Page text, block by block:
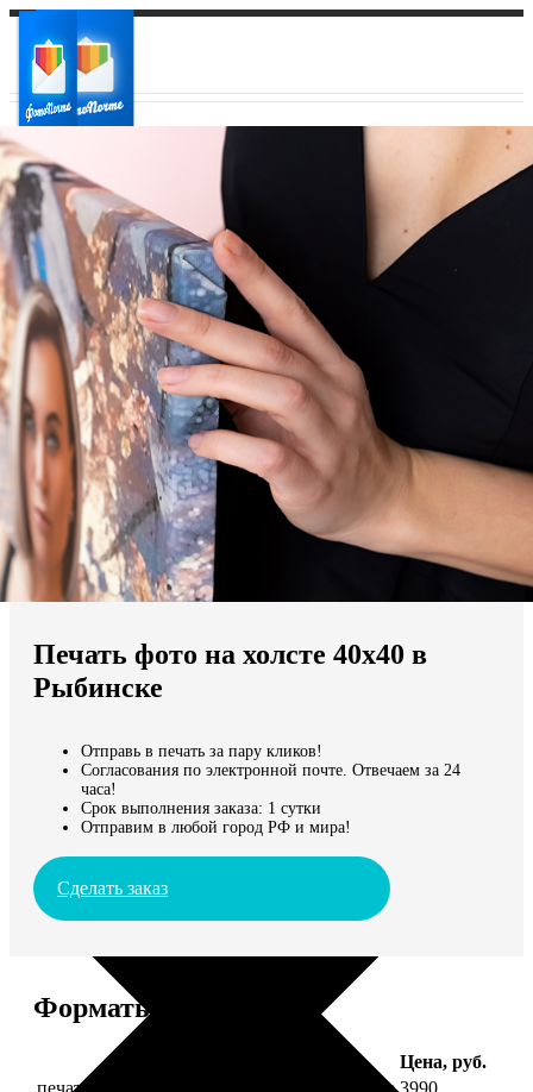
Ваш город:
Ваш регион доставки
Выберите из списка:
Мы доставляем по всему миру
Продолжить без города
Печать фото на холсте 40х40 в
Рыбинске
Отправь в печать за пару кликов!
Согласования по электронной почте. Отвечаем за 24
часа!
Срок выполнения заказа: 1 сутки
Отправим в любой город РФ и мира!
Сделать заказ
Форматы и цены
Цена, руб.
печать фото на холсте 40х40 на подрамнике 3990